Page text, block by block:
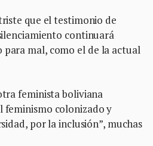
que el testimonio de
continuará
para mal, como el de la actual
feminista boliviana
feminismo colonizado y
por la inclusión”, muchas